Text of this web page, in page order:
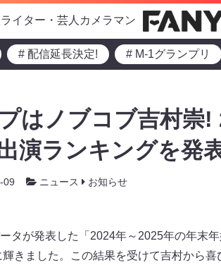
イター・芸人カメラマン
# 配信延長決定! # M-1グランプリ
プはノブコブ吉村崇
演ランキングを発
09 ニュース お知らせ
タが発表した「2024年～2025年の年末
輝きました。この結果を受けて吉村から喜